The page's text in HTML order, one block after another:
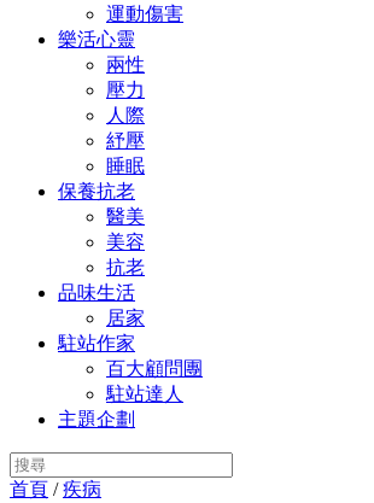
運動傷害
樂活心靈
兩性
壓力
人際
紓壓
睡眠
保養抗老
醫美
美容
抗老
品味生活
居家
駐站作家
百大顧問團
駐站達人
主題企劃
首頁 /疾病